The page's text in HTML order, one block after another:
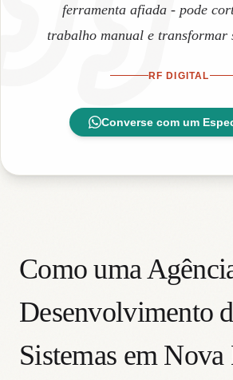
ferramenta afiada - pode
trabalho manual e transformar
RF DIGITAL
Converse com um
Como uma
Desenvolvimento
Sistemas em